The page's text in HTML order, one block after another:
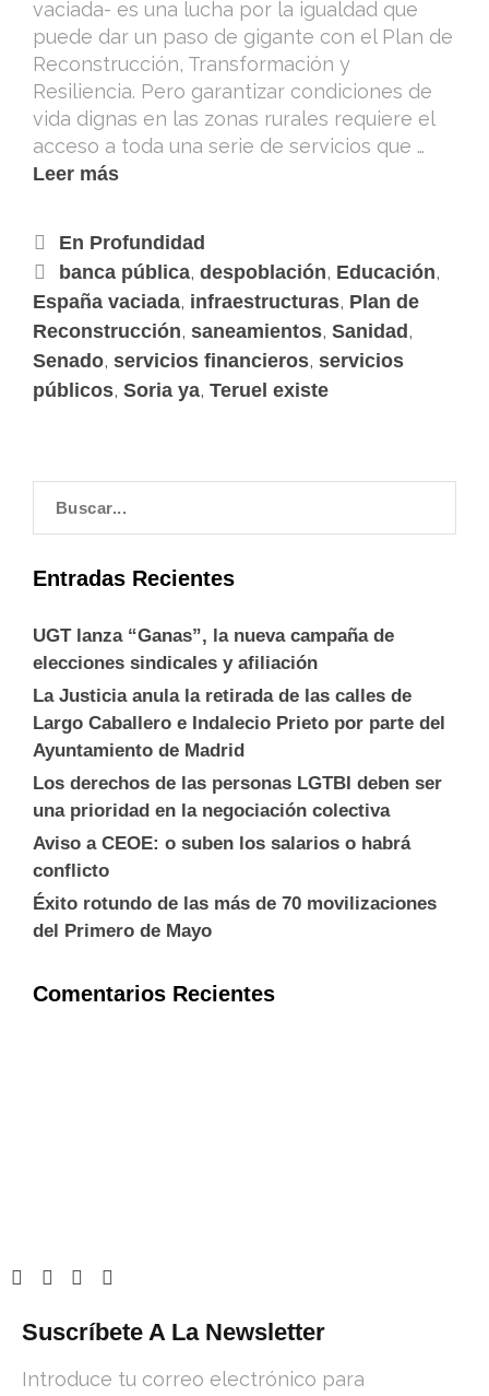
vaciada- es una lucha por la igualdad que
puede dar un paso de gigante con el Plan de
Reconstrucción, Transformación y
Resiliencia. Pero garantizar condiciones de
vida dignas en las zonas rurales requiere el
acceso a toda una serie de servicios que …
Leer más
En Profundidad
banca pública, despoblación, Educación,
España vaciada, infraestructuras, Plan de
Reconstrucción, saneamientos, Sanidad ,
Senado, servicios financieros, servicios
públicos, Soria ya, Teruel existe
Entradas Recientes
UGT lanza “Ganas”, la nueva campaña de
elecciones sindicales y afiliación
La Justicia anula la retirada de las calles de
Largo Caballero e Indalecio Prieto por parte del
Ayuntamiento de Madrid
Los derechos de las personas LGTBI deben ser
una prioridad en la negociación colectiva
Aviso a CEOE: o suben los salarios o habrá
conflicto
Éxito rotundo de las más de 70 movilizaciones
del Primero de Mayo
Comentarios Recientes
Suscríbete A La Newsletter
Introduce tu correo electrónico para